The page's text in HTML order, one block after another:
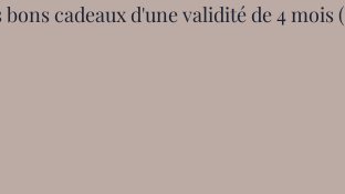
cadeaux d'une validité de 4 mois (